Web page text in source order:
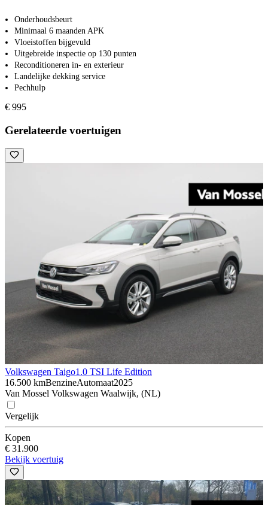
Onderhoudsbeurt
Minimaal 6 maanden APK
Vloeistoffen bijgevuld
Uitgebreide inspectie op 130 punten
Reconditioneren in- en exterieur
Landelijke dekking service
Pechhulp
€ 995
Gerelateerde voertuigen
Volkswagen Taigo1.0 TSI Life Edition
16.500 kmBenzineAutomaat2025
Van Mossel Volkswagen Waalwijk, (NL)
Vergelijk
Kopen
€ 31.900
Bekijk voertuig